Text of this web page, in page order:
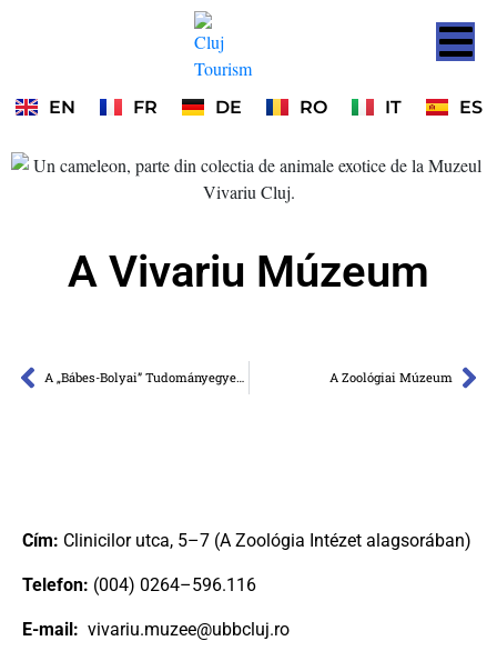
EN FR DE RO IT ES
A Vivariu Múzeum
A „Bábes-Bolyai” Tudományegyetem Múzeuma A Zoológiai Múzeum
Cím: Clinicilor utca, 5–7 (A Zoológia Intézet alagsorában)
Telefon: (004) 0264–596.116
E-mail: vivariu.muzee@ubbcluj.ro